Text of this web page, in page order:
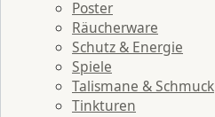
Poster
Räucherware
Schutz & Energie
Spiele
Talismane & Schmuck
Tinkturen